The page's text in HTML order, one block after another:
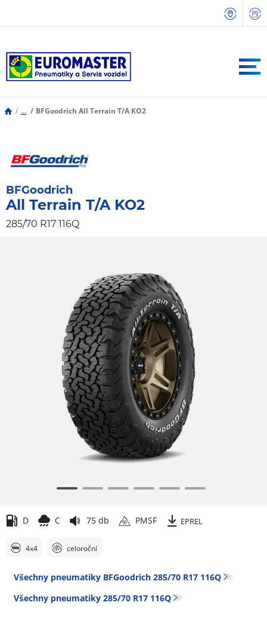
... BFGoodrich All Terrain T/A KO2
BFGoodrich
All Terrain T/A KO2
285/70 R17 116Q
6D C 75 db PMSF EPREL
4x4 celoroční
Všechny pneumatiky BFGoodrich 285/70 R17 116Q
Všechny pneumatiky‎ 285/70 R17 116Q